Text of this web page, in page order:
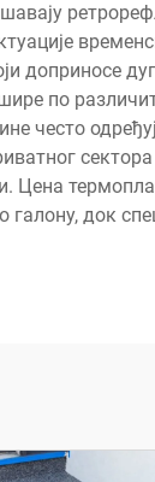
доприносе
по
често
Цена
галону, док